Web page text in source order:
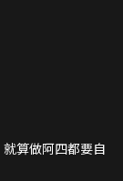
算做阿四都要自